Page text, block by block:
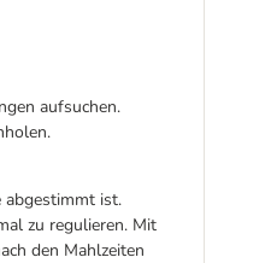
aufsuchen.
abgestimmt ist.
zu regulieren. Mit
den Mahlzeiten